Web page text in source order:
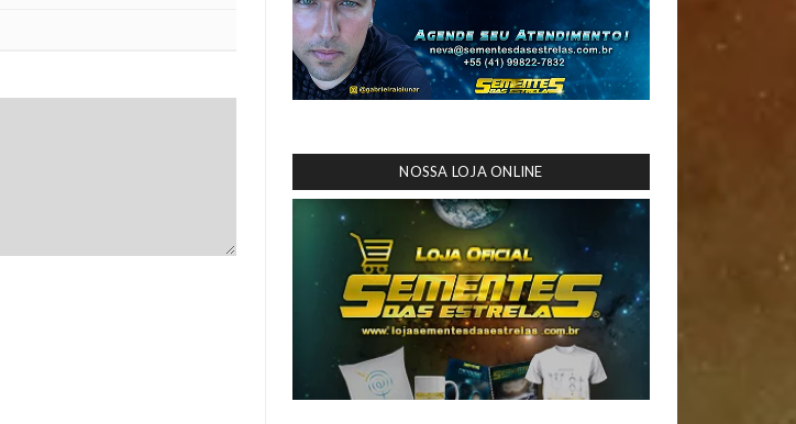
NOSSA LOJA ONLINE